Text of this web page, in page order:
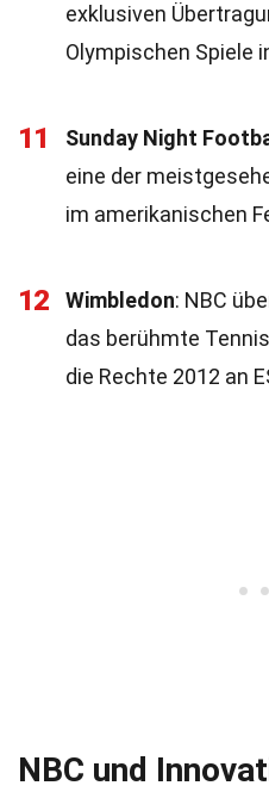
exklusiven
Olympischen Spiele
11 Sunday Night
eine der
im amerikanischen
12 Wimbledon: NBC
das berühmte
die Rechte 2012 an
NBC und